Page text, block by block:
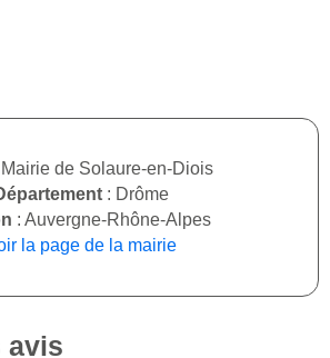
Mairie de Solaure-en-Diois
: Drôme
: Auvergne-Rhône-Alpes
la page de la mairie
avis